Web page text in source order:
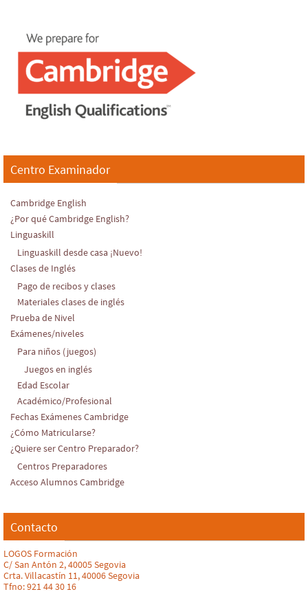
Centro Examinador
Cambridge English
¿Por qué Cambridge English?
Linguaskill
Linguaskill desde casa ¡Nuevo!
Clases de Inglés
Pago de recibos y clases
Materiales clases de inglés
Prueba de Nivel
Exámenes/niveles
Para niños (juegos)
Juegos en inglés
Edad Escolar
Académico/Profesional
Fechas Exámenes Cambridge
¿Cómo Matricularse?
¿Quiere ser Centro Preparador?
Centros Preparadores
Acceso Alumnos Cambridge
Contacto
LOGOS Formación
C/ San Antón 2, 40005 Segovia
Crta. Villacastín 11, 40006 Segovia
Tfno: 921 44 30 16